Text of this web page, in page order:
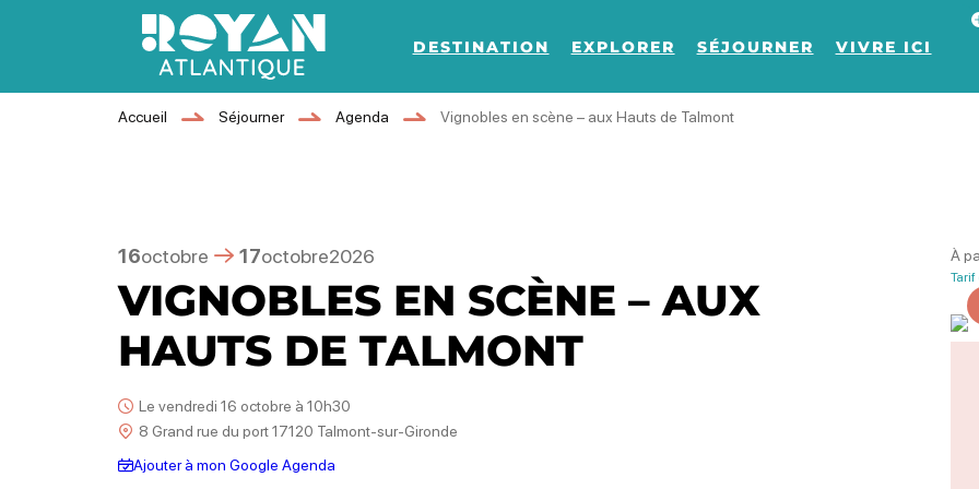
Royan Atlantique
DESTINATION EXPLORER SÉJOURNER VIVRE ICI
Accueil Séjourner Agenda Vignobles en scène – aux Hauts de Talmont
16octobre 17octobre2026
VIGNOBLES EN SCÈNE – AUX
HAUTS DE TALMONT
Le vendredi 16 octobre à 10h30
8 Grand rue du port 17120 Talmont-sur-Gironde
Ajouter à mon Google Agenda
À
Tarif
Les Hauts
Les Hauts
Les Hauts